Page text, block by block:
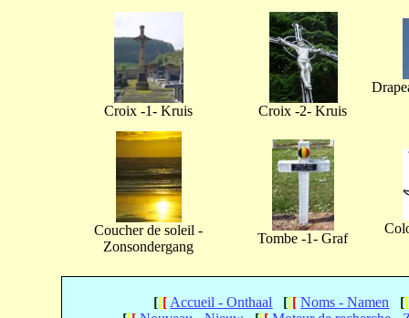
Croix -1- Kruis Croix -2- Kruis
Coucher de soleil -
Zonsondergang
Tombe -1- Graf
[[[ Accueil - Onthaal [[[ Noms - Namen [[